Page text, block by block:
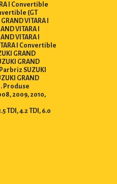
I Convertible
(GT
VITARA I
VITARA I
VITARA I
I Convertible
GRAND
GRAND
SUZUKI
GRAND
Produse
2009, 2010,
TDI, 4.2 TDI, 6.0